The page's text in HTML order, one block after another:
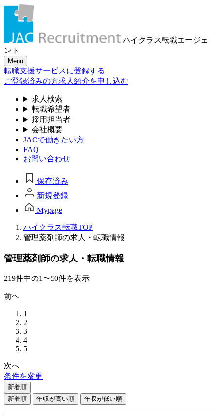
ハイクラス転職エージェ
ント
Menu
転職支援サービスに登録する
ご登録済みの方求人紹介を申し込む
求人検索
転職希望者
採用担当者
会社概要
JACで働きたい方
FAQ
お問い合わせ
保存済み
新規登録
Mypage
ハイクラス転職TOP
管理薬剤師の求人・転職情報
管理薬剤師の求人・転職情報
219件中の1〜50件を表示
前へ
1
2
3
4
5
次へ
条件を変更
新着順
新着順
年収が高い順 年収が低い順